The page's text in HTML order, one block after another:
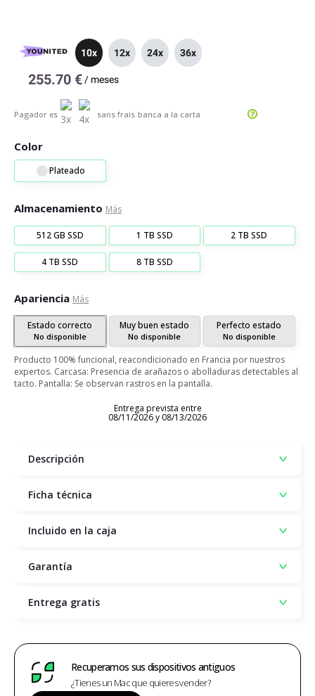
10x 12x 24x 36x
255.70 € / meses
Pagador es sans frais banca a la carta
Color
Plateado
Almacenamiento Más
512 GB SSD 1 TB SSD 2 TB SSD
4 TB SSD 8 TB SSD
Apariencia Más
Estado correcto
No disponible
Muy buen estado
No disponible
Perfecto estado
No disponible
Producto 100% funcional, reacondicionado en Francia por nuestros
expertos. Carcasa: Presencia de arañazos o abolladuras detectables al
tacto. Pantalla: Se observan rastros en la pantalla.
Entrega prevista entre
08/11/2026 y 08/13/2026
Descripción
Ficha técnica
Incluido en la caja
Garantía
Entrega gratis
Recuperamos sus dispositivos antiguos
¿Tienes un Mac que quieres vender?